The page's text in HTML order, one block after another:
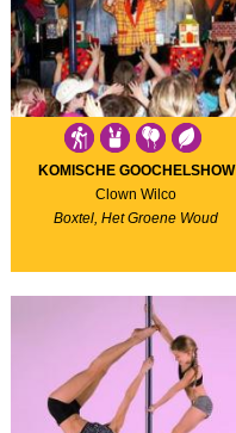
KOMISCHE GOOCHELSHOW
Clown Wilco
Boxtel, Het Groene Woud